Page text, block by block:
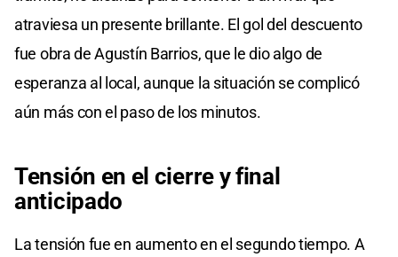
atraviesa un presente brillante. El gol del descuento
fue obra de Agustín Barrios, que le dio algo de
esperanza al local, aunque la situación se complicó
aún más con el paso de los minutos.
Tensión en el cierre y final
anticipado
La tensión fue en aumento en el segundo tiempo. A